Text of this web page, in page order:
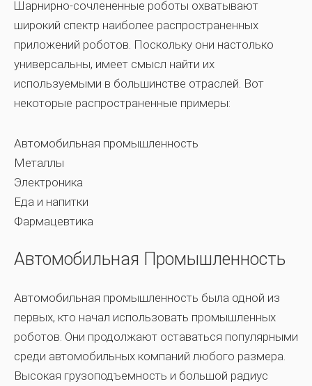
Шарнирно-сочлененные роботы охватывают
широкий спектр наиболее распространенных
приложений роботов. Поскольку они настолько
универсальны, имеет смысл найти их
используемыми в большинстве отраслей. Вот
некоторые распространенные примеры:
Автомобильная промышленность
Металлы
Электроника
Еда и напитки
Фармацевтика
Автомобильная Промышленность
Автомобильная промышленность была одной из
первых, кто начал использовать промышленных
роботов. Они продолжают оставаться популярными
среди автомобильных компаний любого размера.
Высокая грузоподъемность и большой радиус